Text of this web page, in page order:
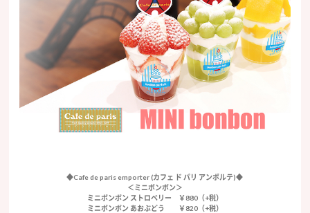
◆Cafe de paris emporter (カフェ ド パリ アンポルテ)◆
＜ミニボンボン＞
ミニボンボン ストロベリー ￥880（+税）
ミニボンボン あおぶどう ￥820（+税）